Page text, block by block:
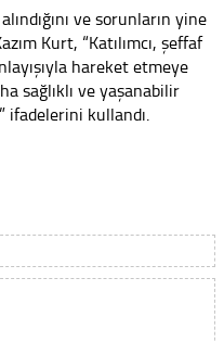
ve sorunların yine
Kurt, “Katılımcı, şeffaf
hareket etmeye
sağlıklı ve yaşanabilir
ifadelerini kullandı.